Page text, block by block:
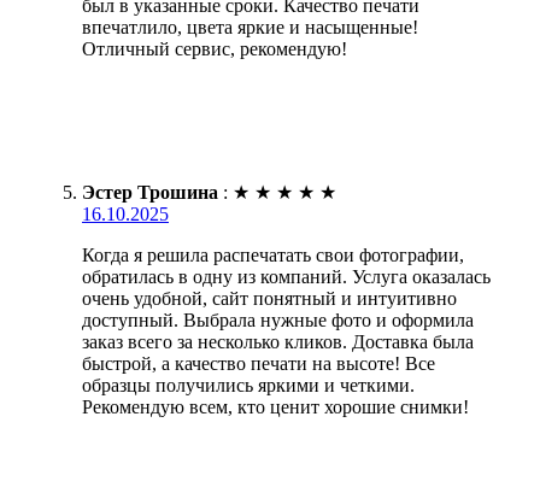
был в указанные сроки. Качество печати
впечатлило, цвета яркие и насыщенные!
Отличный сервис, рекомендую!
Эстер Трошина : ★ ★ ★ ★ ★
16.10.2025
Когда я решила распечатать свои фотографии,
обратилась в одну из компаний. Услуга оказалась
очень удобной, сайт понятный и интуитивно
доступный. Выбрала нужные фото и оформила
заказ всего за несколько кликов. Доставка была
быстрой, а качество печати на высоте! Все
образцы получились яркими и четкими.
Рекомендую всем, кто ценит хорошие снимки!